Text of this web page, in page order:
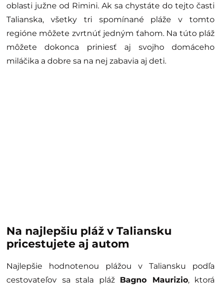
oblasti južne od Rimini. Ak sa chystáte do tejto časti
Talianska, všetky tri spomínané pláže v tomto
regióne môžete zvrtnúť jedným ťahom. Na túto pláž
môžete dokonca priniesť aj svojho domáceho
miláčika a dobre sa na nej zabavia aj deti.
Na najlepšiu pláž v Taliansku
pricestujete aj autom
Najlepšie hodnotenou plážou v Taliansku podľa
cestovateľov sa stala pláž Bagno Maurizio, ktorá